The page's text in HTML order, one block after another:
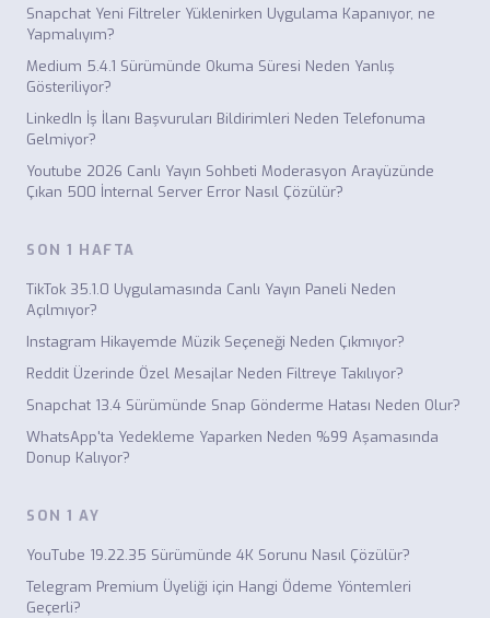
Snapchat Yeni Filtreler Yüklenirken Uygulama Kapanıyor, ne
Yapmalıyım?
Medium 5.4.1 Sürümünde Okuma Süresi Neden Yanlış
Gösteriliyor?
LinkedIn İş İlanı Başvuruları Bildirimleri Neden Telefonuma
Gelmiyor?
Youtube 2026 Canlı Yayın Sohbeti Moderasyon Arayüzünde
Çıkan 500 İnternal Server Error Nasıl Çözülür?
SON 1 HAFTA
TikTok 35.1.0 Uygulamasında Canlı Yayın Paneli Neden
Açılmıyor?
Instagram Hikayemde Müzik Seçeneği Neden Çıkmıyor?
Reddit Üzerinde Özel Mesajlar Neden Filtreye Takılıyor?
Snapchat 13.4 Sürümünde Snap Gönderme Hatası Neden Olur?
WhatsApp'ta Yedekleme Yaparken Neden %99 Aşamasında
Donup Kalıyor?
SON 1 AY
YouTube 19.22.35 Sürümünde 4K Sorunu Nasıl Çözülür?
Telegram Premium Üyeliği için Hangi Ödeme Yöntemleri
Geçerli?